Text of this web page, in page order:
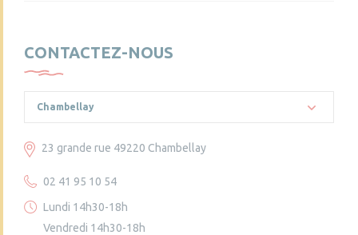
CONTACTEZ-NOUS
Chambellay
23 grande rue 49220 Chambellay
02 41 95 10 54
Lundi 14h30-18h
Vendredi 14h30-18h